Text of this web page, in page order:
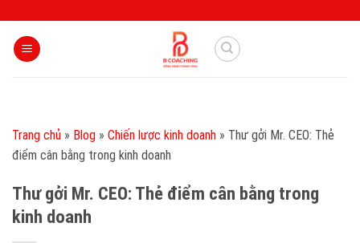
content
Trang chủ » Blog » Chiến lược kinh doanh » Thư gởi Mr. CEO: Thẻ
điểm cân bằng trong kinh doanh
Thư gởi Mr. CEO: Thẻ điểm cân bằng trong
kinh doanh